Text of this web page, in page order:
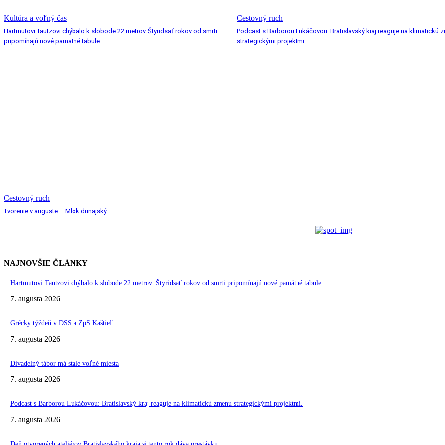
Kultúra a voľný čas
Hartmutovi Tautzovi chýbalo k slobode 22 metrov. Štyridsať rokov od smrti
pripomínajú nové pamätné tabule
Cestovný ruch
Podcast s Barborou Lukáčovou: Bratislavský kraj reaguje na klimatickú
strategickými projektmi.
Cestovný ruch
Tvorenie v auguste – Mlok dunajský
NAJNOVŠIE ČLÁNKY
Hartmutovi Tautzovi chýbalo k slobode 22 metrov. Štyridsať rokov od smrti pripomínajú nové pamätné tabule
7. augusta 2026
Grécky týždeň v DSS a ZpS Kaštieľ
7. augusta 2026
Divadelný tábor má stále voľné miesta
7. augusta 2026
Podcast s Barborou Lukáčovou: Bratislavský kraj reaguje na klimatickú zmenu strategickými projektmi.
7. augusta 2026